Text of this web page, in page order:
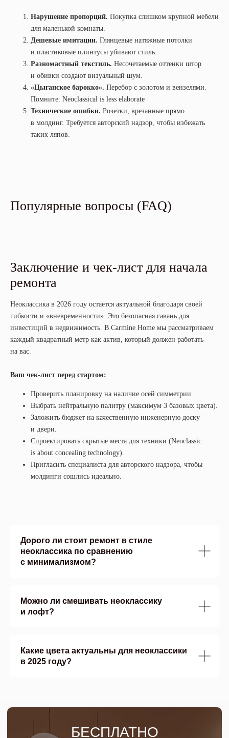
Нарушение пропорций. Покупка слишком крупной мебели
для маленькой комнаты.
Дешевые имитации. Глянцевые натяжные потолки
и пластиковые плинтусы убивают стиль.
Разномастный текстиль. Несочетаемые оттенки штор
и обивки создают визуальный шум.
«Цыганское барокко». Перебор с золотом и вензелями.
Помните: Neoclassical is less elaborate
Технические ошибки. Розетки, врезанные прямо
в молдинг. Требуется авторский надзор, чтобы избежать
таких ляпов.
Популярные вопросы (FAQ)
Заключение и чек-лист для начала
ремонта
Неоклассика в 2026 году остается актуальной благодаря своей
гибкости и «вневременности». Это безопасная гавань для
инвестиций в недвижимость. В Carmine Home мы рассматриваем
каждый квадратный метр как актив, который должен работать
на вас.
Ваш чек-лист перед стартом:
Проверить планировку на наличие осей симметрии.
Выбрать нейтральную палитру (максимум 3 базовых цвета).
Заложить бюджет на качественную инженерную доску
и двери.
Спроектировать скрытые места для техники (Neoclassic
is about concealing technology).
Пригласить специалиста для авторского надзора, чтобы
молдинги сошлись идеально.
Дорого ли стоит ремонт в стиле
неоклассика по сравнению
с минимализмом?
Можно ли смешивать неоклассику
и лофт?
Какие цвета актуальны для неоклассики
в 2025 году?